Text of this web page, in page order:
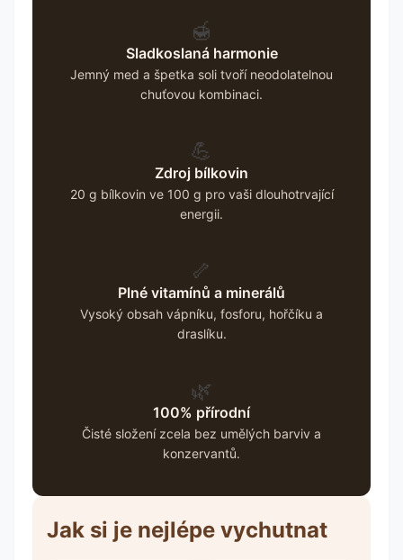
🍯
Sladkoslaná harmonie
Jemný med a špetka soli tvoří neodolatelnou
chuťovou kombinaci.
💪
Zdroj bílkovin
20 g bílkovin ve 100 g pro vaši dlouhotrvající
energii.
🦴
Plné vitamínů a minerálů
Vysoký obsah vápníku, fosforu, hořčíku a
draslíku.
🌿
100% přírodní
Čisté složení zcela bez umělých barviv a
konzervantů.
Jak si je nejlépe vychutnat